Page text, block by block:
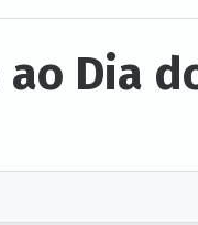
Dia